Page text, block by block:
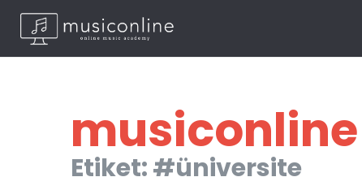
Etiket: #üniversite